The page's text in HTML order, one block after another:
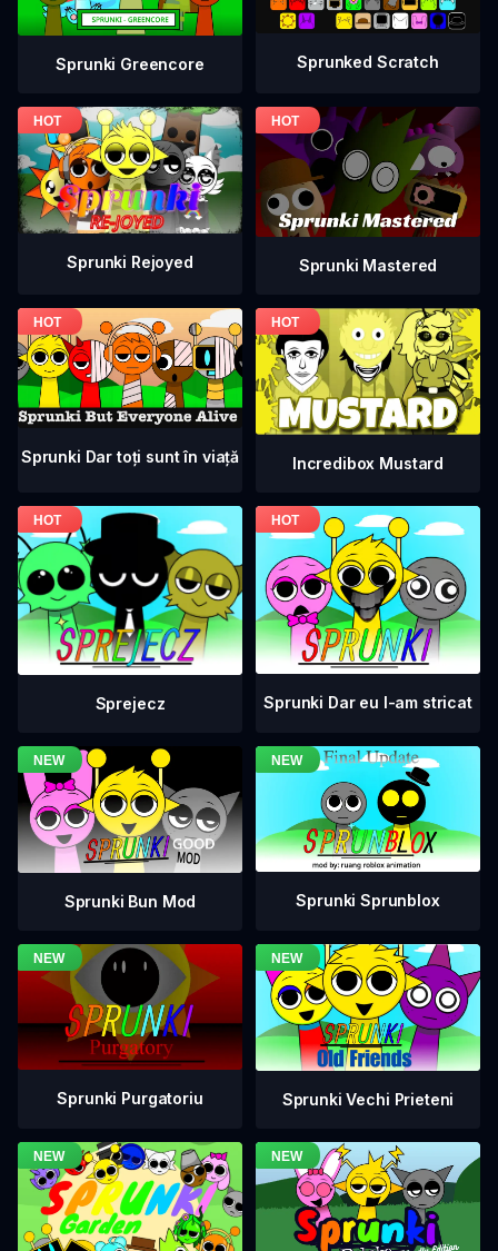
Sprunki Greencore Sprunked Scratch
Sprunki Rejoyed Sprunki Mastered
Sprunki Dar toți sunt în viață Incredibox Mustard
Sprejecz Sprunki Dar eu l-am stricat
Sprunki Bun Mod Sprunki Sprunblox
Sprunki Purgatoriu Sprunki Vechi Prieteni